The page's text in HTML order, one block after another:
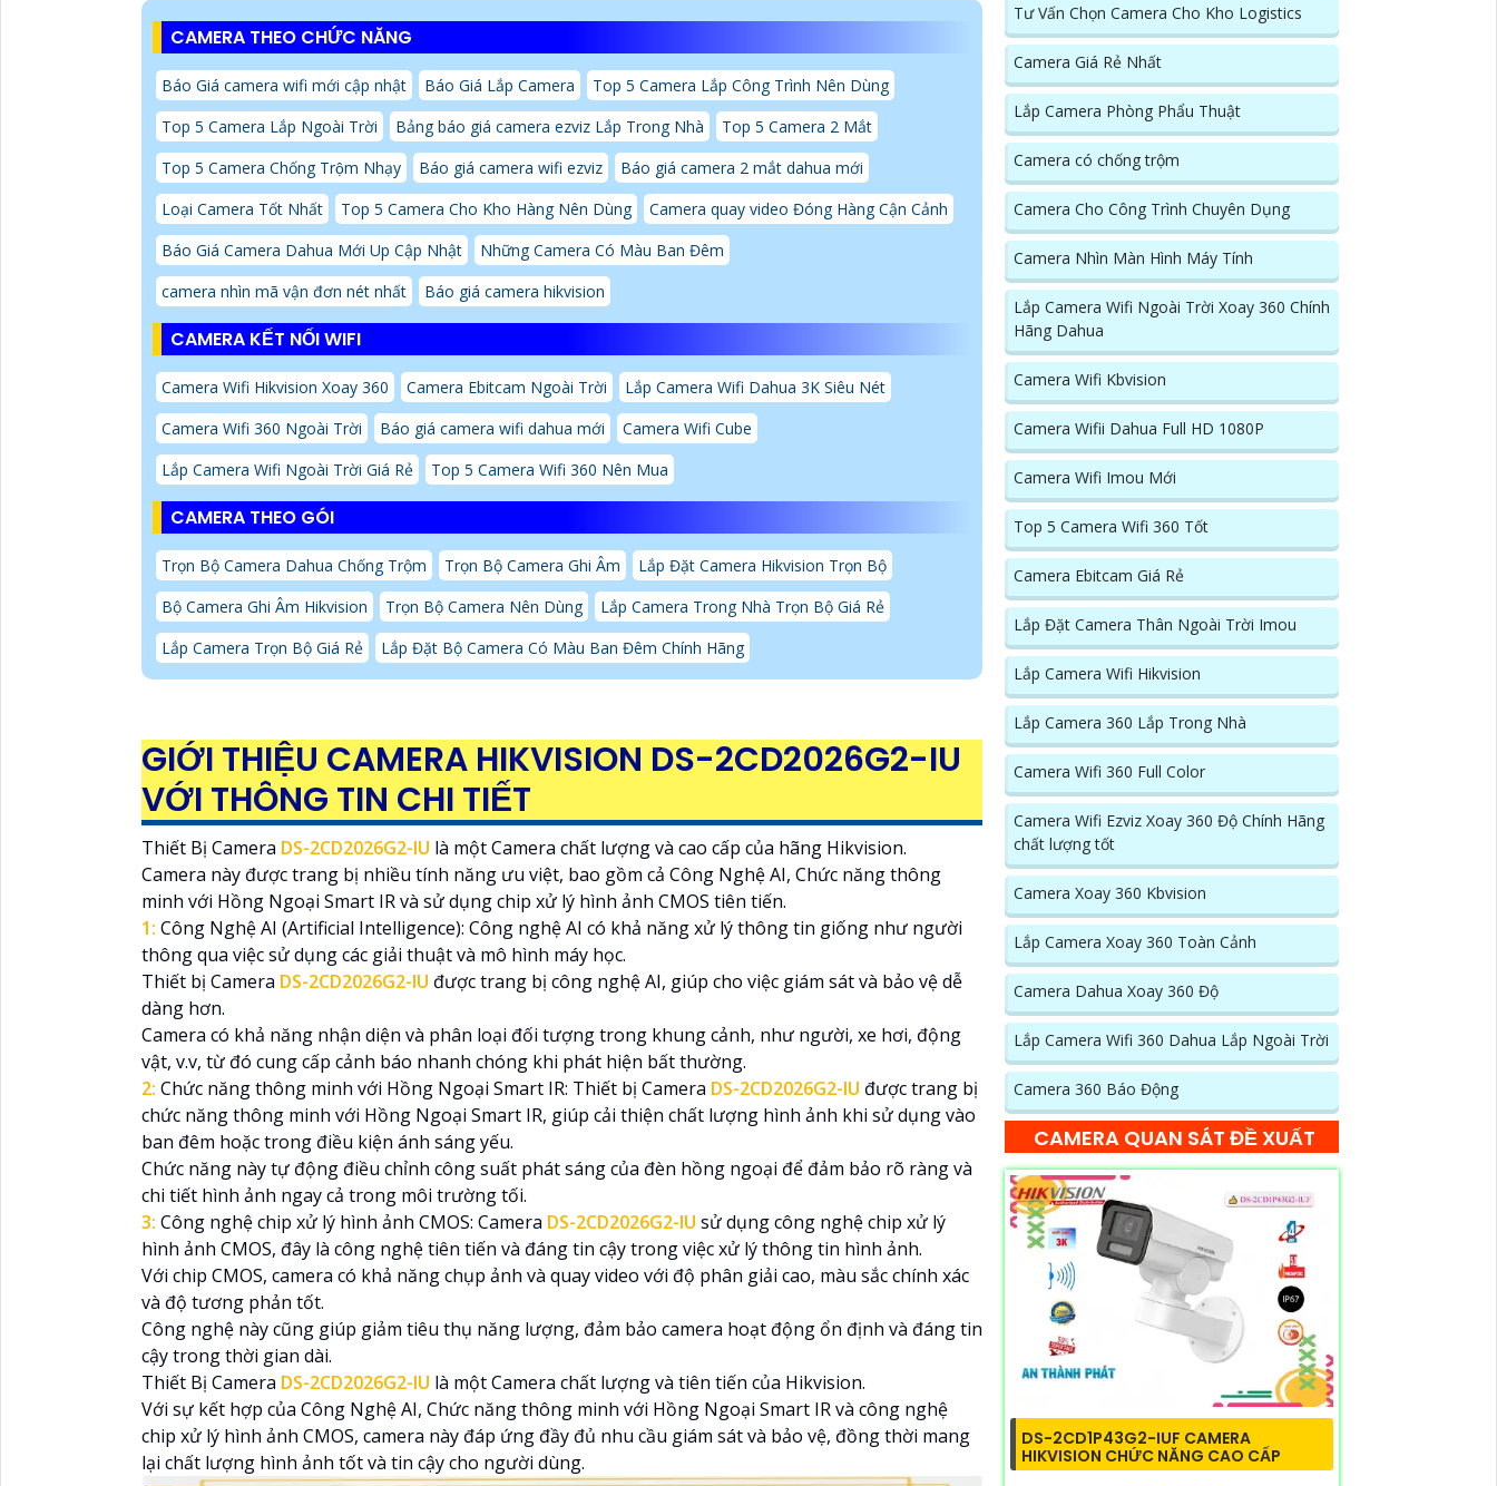
CAMERA THEO CHỨC NĂNG
Báo Giá camera wifi mới cập nhật Báo Giá Lắp Camera
Top 5 Camera Lắp Công Trình Nên Dùng
Top 5 Camera Lắp Ngoài Trời
Bảng báo giá camera ezviz Lắp Trong Nhà
Top 5 Camera 2 Mắt
Top 5 Camera Chống Trộm Nhạy
Báo giá camera wifi ezviz
Báo giá camera 2 mắt dahua mới
Loại Camera Tốt Nhất
Top 5 Camera Cho Kho Hàng Nên Dùng
Camera quay video Đóng Hàng Cận Cảnh
Báo Giá Camera Dahua Mới Up Cập Nhật
Những Camera Có Màu Ban Đêm
camera nhìn mã vận đơn nét nhất
Báo giá camera hikvision
CAMERA KẾT NỐI WIFI
Camera Wifi Hikvision Xoay 360 Camera Ebitcam Ngoài Trời
Lắp Camera Wifi Dahua 3K Siêu Nét
Camera Wifi 360 Ngoài Trời
Báo giá camera wifi dahua mới
Camera Wifi Cube
Lắp Camera Wifi Ngoài Trời Giá Rẻ
Top 5 Camera Wifi 360 Nên Mua
CAMERA THEO GÓI
Trọn Bộ Camera Dahua Chống Trộm Trọn Bộ Camera Ghi Âm
Lắp Đặt Camera Hikvision Trọn Bộ
Bộ Camera Ghi Âm Hikvision
Trọn Bộ Camera Nên Dùng
Lắp Camera Trong Nhà Trọn Bộ Giá Rẻ
Lắp Camera Trọn Bộ Giá Rẻ
Lắp Đặt Bộ Camera Có Màu Ban Đêm Chính Hãng
GIỚI THIỆU CAMERA HIKVISION DS-2CD2026G2-IU
VỚI THÔNG TIN CHI TIẾT
Thiết Bị Camera DS-2CD2026G2-IU là một Camera chất lượng và cao cấp của hãng Hikvision.
Camera này được trang bị nhiều tính năng ưu việt, bao gồm cả Công Nghệ AI, Chức năng thông
minh với Hồng Ngoại Smart IR và sử dụng chip xử lý hình ảnh CMOS tiên tiến.
1: Công Nghệ AI (Artificial Intelligence): Công nghệ AI có khả năng xử lý thông tin giống như người
thông qua việc sử dụng các giải thuật và mô hình máy học.
Thiết bị Camera DS-2CD2026G2-IU được trang bị công nghệ AI, giúp cho việc giám sát và bảo vệ dễ
dàng hơn.
Camera có khả năng nhận diện và phân loại đối tượng trong khung cảnh, như người, xe hơi, động
vật, v.v, từ đó cung cấp cảnh báo nhanh chóng khi phát hiện bất thường.
2: Chức năng thông minh với Hồng Ngoại Smart IR: Thiết bị Camera DS-2CD2026G2-IU được trang bị
chức năng thông minh với Hồng Ngoại Smart IR, giúp cải thiện chất lượng hình ảnh khi sử dụng vào
ban đêm hoặc trong điều kiện ánh sáng yếu.
Chức năng này tự động điều chỉnh công suất phát sáng của đèn hồng ngoại để đảm bảo rõ ràng và
chi tiết hình ảnh ngay cả trong môi trường tối.
3: Công nghệ chip xử lý hình ảnh CMOS: Camera DS-2CD2026G2-IU sử dụng công nghệ chip xử lý
hình ảnh CMOS, đây là công nghệ tiên tiến và đáng tin cậy trong việc xử lý thông tin hình ảnh.
Với chip CMOS, camera có khả năng chụp ảnh và quay video với độ phân giải cao, màu sắc chính xác
và độ tương phản tốt.
Công nghệ này cũng giúp giảm tiêu thụ năng lượng, đảm bảo camera hoạt động ổn định và đáng tin
cậy trong thời gian dài.
Thiết Bị Camera DS-2CD2026G2-IU là một Camera chất lượng và tiên tiến của Hikvision.
Với sự kết hợp của Công Nghệ AI, Chức năng thông minh với Hồng Ngoại Smart IR và công nghệ
chip xử lý hình ảnh CMOS, camera này đáp ứng đầy đủ nhu cầu giám sát và bảo vệ, đồng thời mang
lại chất lượng hình ảnh tốt và tin cậy cho người dùng.
Tư Vấn Chọn Camera Cho Kho Logistics
Camera Giá Rẻ Nhất
Lắp Camera Phòng Phẩu Thuật
Camera có chống trộm
Camera Cho Công Trình Chuyên Dụng
Camera Nhìn Màn Hình Máy Tính
Lắp Camera Wifi Ngoài Trời Xoay 360 Chính
Hãng Dahua
Camera Wifi Kbvision
Camera Wifii Dahua Full HD 1080P
Camera Wifi Imou Mới
Top 5 Camera Wifi 360 Tốt
Camera Ebitcam Giá Rẻ
Lắp Đặt Camera Thân Ngoài Trời Imou
Lắp Camera Wifi Hikvision
Lắp Camera 360 Lắp Trong Nhà
Camera Wifi 360 Full Color
Camera Wifi Ezviz Xoay 360 Độ Chính Hãng
chất lượng tốt
Camera Xoay 360 Kbvision
Lắp Camera Xoay 360 Toàn Cảnh
Camera Dahua Xoay 360 Độ
Lắp Camera Wifi 360 Dahua Lắp Ngoài Trời
Camera 360 Báo Động
CAMERA QUAN SÁT ĐỀ XUẤT
DS-2CD1P43G2-IUF CAMERA
HIKVISION CHỨC NĂNG CAO CẤP